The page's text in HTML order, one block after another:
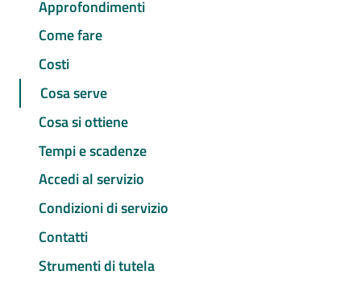
Approfondimenti
Come fare
Costi
Cosa serve
Cosa si ottiene
Tempi e scadenze
Accedi al servizio
Condizioni di servizio
Contatti
Strumenti di tutela